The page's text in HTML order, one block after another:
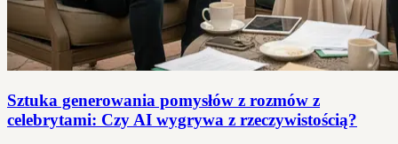
Sztuka generowania pomysłów z rozmów z
celebrytami: Czy AI wygrywa z rzeczywistością?